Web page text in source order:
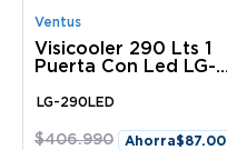
Ventus
Visicooler 290 Lts 1
Puerta Con Led LG-
LG-290LED
$406.990 Ahorra$87.